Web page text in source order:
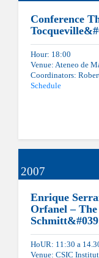
Conference
Hour: 18:00
Venue: Ateneo de
Coordinators:
Schedule
2007
Enrique
Orfanel –
HoUR: 11:30 a
Venue: CSIC